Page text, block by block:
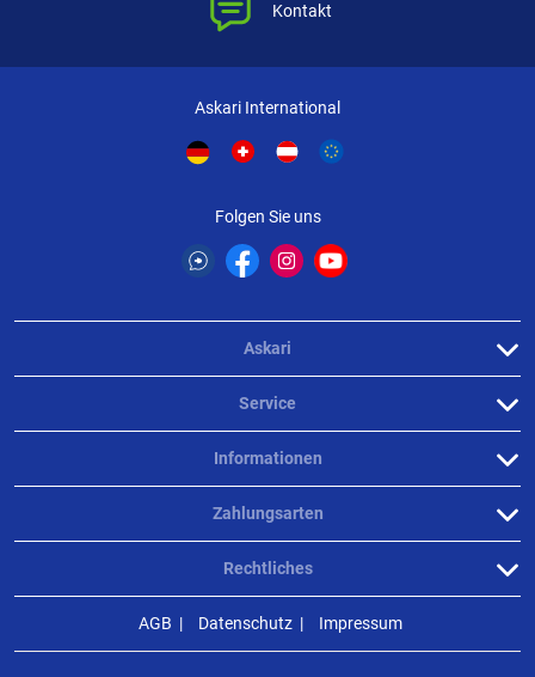
Kontakt
Askari International
Folgen Sie uns
Askari
Service
Informationen
Rechtliches
Zahlungsarten
AGB Datenschutz Impressum